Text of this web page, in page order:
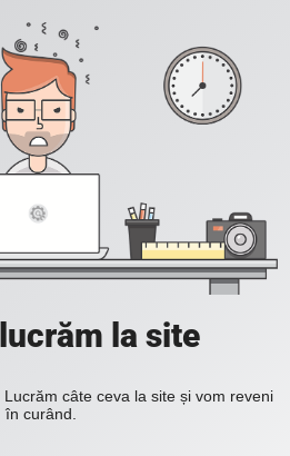
la site
câte ceva la site și vom reveni
în curând.